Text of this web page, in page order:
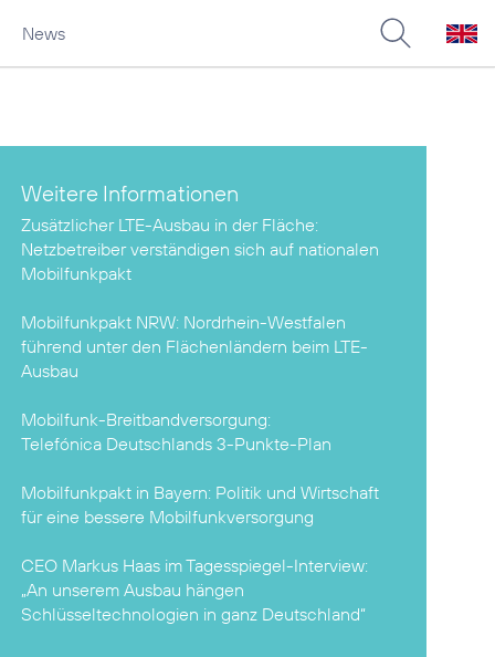
News
Weitere Informationen
Zusätzlicher LTE-Ausbau in der Fläche:
Netzbetreiber verständigen sich auf nationalen
Mobilfunkpakt
Mobilfunkpakt NRW: Nordrhein-Westfalen
führend unter den Flächenländern beim LTE-
Ausbau
Telefónica Deutschlands 3-Punkte-Plan
Mobilfunkpakt in Bayern: Politik und Wirtschaft
für eine bessere Mobilfunkversorgung
CEO Markus Haas im Tagesspiegel-Interview:
„An unserem Ausbau hängen
Schlüsseltechnologien in ganz Deutschland“